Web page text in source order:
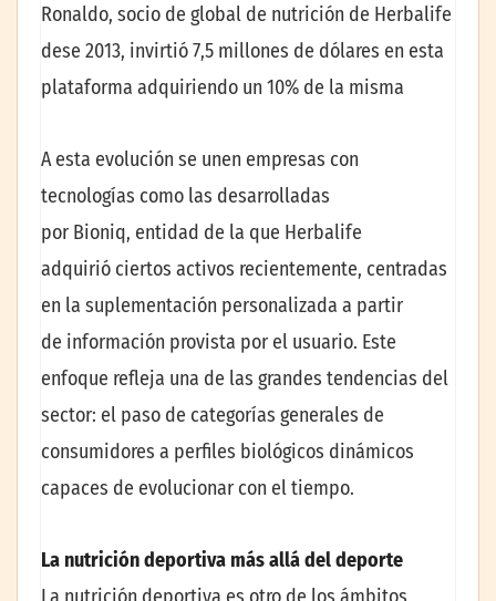
Ronaldo, socio de global de nutrición de Herbalife
dese 2013, invirtió 7,5 millones de dólares en esta
plataforma adquiriendo un 10% de la misma
A esta evolución se unen empresas con
tecnologías como las desarrolladas
por Bioniq, entidad de la que Herbalife
adquirió ciertos activos recientemente, centradas
en la suplementación personalizada a partir
de información provista por el usuario. Este
enfoque refleja una de las grandes tendencias del
sector: el paso de categorías generales de
consumidores a perfiles biológicos dinámicos
capaces de evolucionar con el tiempo.
La nutrición deportiva más allá del deporte